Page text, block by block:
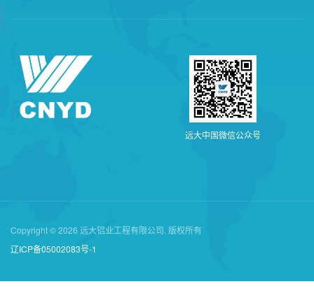
远大中 国微信公众号
Copyright © 2026 远大铝业工程有限公司. 版权所有
辽ICP备05002083号-1